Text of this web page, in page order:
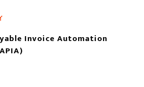
Invoice Automation